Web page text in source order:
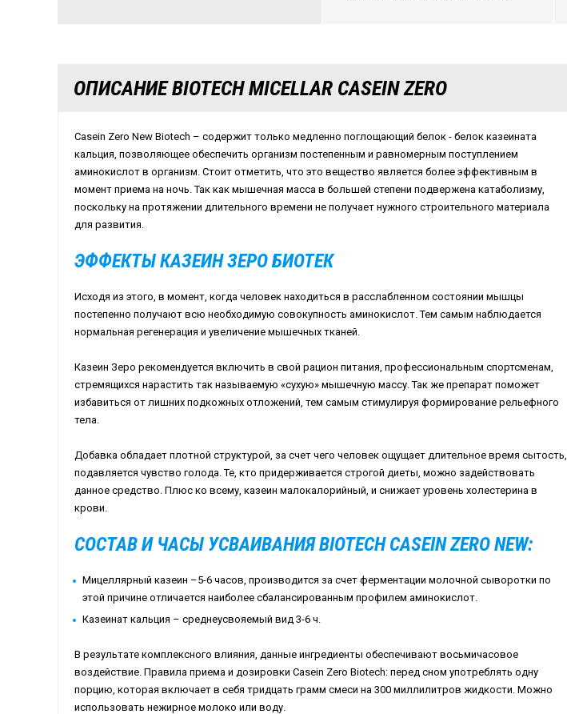
ОПИСАНИЕ BIOTECH MICELLAR CASEIN ZERO
Casein Zero New Biotech – содержит только медленно поглощающий белок - белок казеината
кальция, позволяющее обеспечить организм постепенным и равномерным поступлением
аминокислот в организм. Стоит отметить, что это вещество является более эффективным в
момент приема на ночь. Так как мышечная масса в большей степени подвержена катаболизму,
поскольку на протяжении длительного времени не получает нужного строительного материала
для развития.
ЭФФЕКТЫ КАЗЕИН ЗЕРО БИОТЕК
Исходя из этого, в момент, когда человек находиться в расслабленном состоянии мышцы
постепенно получают всю необходимую совокупность аминокислот. Тем самым наблюдается
нормальная регенерация и увеличение мышечных тканей.
Казеин Зеро рекомендуется включить в свой рацион питания, профессиональным спортсменам,
стремящихся нарастить так называемую «сухую» мышечную массу. Так же препарат поможет
избавиться от лишних подкожных отложений, тем самым стимулируя формирование рельефного
тела.
Добавка обладает плотной структурой, за счет чего человек ощущает длительное время сытость,
подавляется чувство голода. Те, кто придерживается строгой диеты, можно задействовать
данное средство. Плюс ко всему, казеин малокалорийный, и снижает уровень холестерина в
крови.
СОСТАВ И ЧАСЫ УСВАИВАНИЯ BIOTECH CASEIN ZERO NEW:
Мицеллярный казеин –5-6 часов, производится за счет ферментации молочной сыворотки по
этой причине отличается наиболее сбалансированным профилем аминокислот.
Казеинат кальция – среднеусвояемый вид 3-6 ч.
В результате комплексного влияния, данные ингредиенты обеспечивают восьмичасовое
воздействие. Правила приема и дозировки Casein Zero Biotech: перед сном употреблять одну
порцию, которая включает в себя тридцать грамм смеси на 300 миллилитров жидкости. Можно
использовать нежирное молоко или воду.